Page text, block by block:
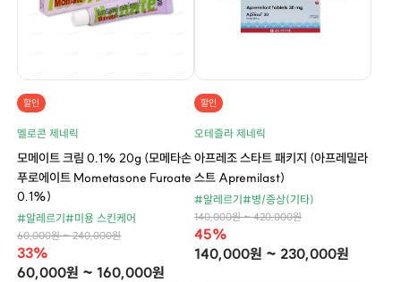
할인
엘로콘 제네릭
모메이트 크림 0.1% 20g (모메타손
푸로에이트 Mometasone Furoate
0.1%)
#알레르기#미용 스킨케어
60,000원 ~ 240,000원
33%
60,000원 ~ 160,000원
할인
오테즐라 제네릭
아프레조 스타트 패키지 (아프레밀라
스트 Apremilast)
#알레르기#병/증상(기타)
140,000원 ~ 420,000원
45%
140,000원 ~ 230,000원